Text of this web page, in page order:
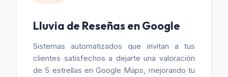
Lluvia de Reseñas en Google
Sistemas automatizados que invitan a tus
clientes satisfechos a dejarte una valoración
de 5 estrellas en Google Maps, mejorando tu